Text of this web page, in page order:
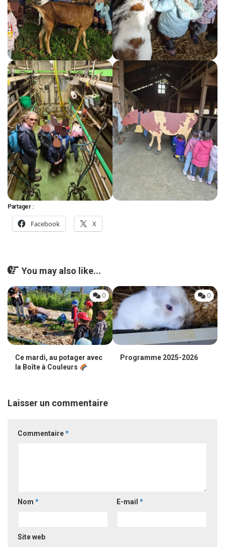
Partager :
Facebook X
You may also like...
0
Ce mardi, au potager avec
la Boîte à Couleurs
0
Programme 2025-2026
Laisser un commentaire
Commentaire*
Nom * E-mail *
Site web